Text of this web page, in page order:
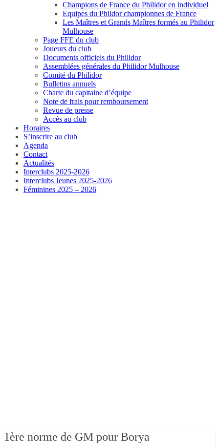
Champions de France du Philidor en individuel
Equipes du Phildor championnes de France
Les Maîtres et Grands Maîtres formés au Philidor
Mulhouse
Page FFE du club
Joueurs du club
Documents officiels du Philidor
Assemblées générales du Philidor Mulhouse
Comité du Philidor
Bulletins annuels
Charte du capitaine d’équipe
Note de frais pour remboursement
Revue de presse
Accès au club
Horaires
S’inscrire au club
Agenda
Contact
Actualités
Interclubs 2025-2026
Interclubs Jeunes 2025-2026
Féminines 2025 – 2026
1ère norme de GM pour Borya